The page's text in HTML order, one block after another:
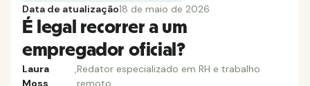
Data de atualização18 de maio de 2026
É legal recorrer a um
empregador oficial?
Laura
Moss
,Redator especializado em RH e trabalho
remoto